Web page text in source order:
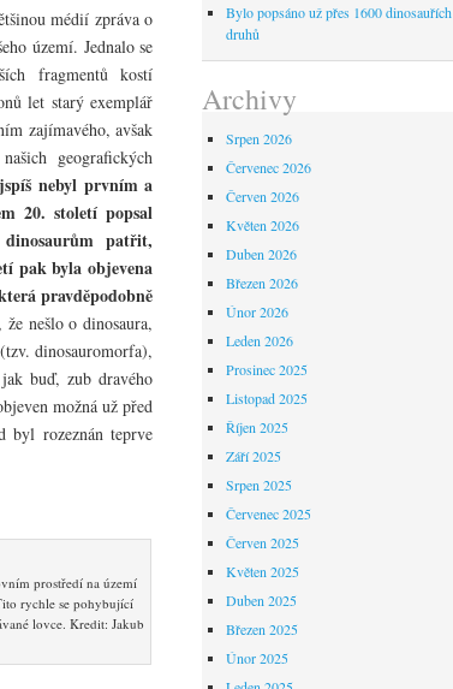
médií zpráva o
území. Jednalo se
fragmentů kostí
let starý exemplář
zajímavého, avšak
geografických
nebyl prvním a
20. století popsal
patřit,
pak byla objevena
pravděpodobně
nešlo o dinosaura,
dinosauromorfa),
buď, zub dravého
možná už před
byl rozeznán teprve
prostředí na území
rychle se pohybující
lovce. Kredit: Jakub
Bylo popsáno už přes 1600 dinosauřích
druhů
Archivy
Srpen 2026
Červenec 2026
Červen 2026
Květen 2026
Duben 2026
Březen 2026
Únor 2026
Leden 2026
Prosinec 2025
Listopad 2025
Říjen 2025
Září 2025
Srpen 2025
Červenec 2025
Červen 2025
Květen 2025
Duben 2025
Březen 2025
Únor 2025